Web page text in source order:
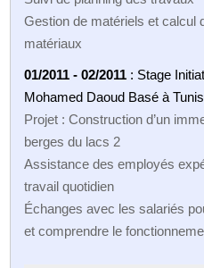
Gestion de matériels et calcul
matériaux
01/2011 - 02/2011 : Stage
Mohamed Daoud Basé à
Projet : Construction d’un
berges du lacs 2
Assistance des employés
travail quotidien
Échanges avec les salariés
et comprendre le